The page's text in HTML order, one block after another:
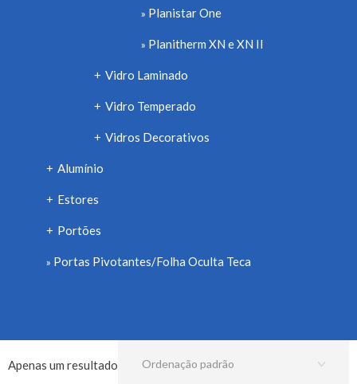
Planistar One
Planitherm XN e XN II
+ Vidro Laminado
+ Vidro Temperado
+ Vidros Decorativos
+ Alumínio
+ Estores
+ Portões
Portas Pivotantes/Folha Oculta Teca
Apenas um resultado